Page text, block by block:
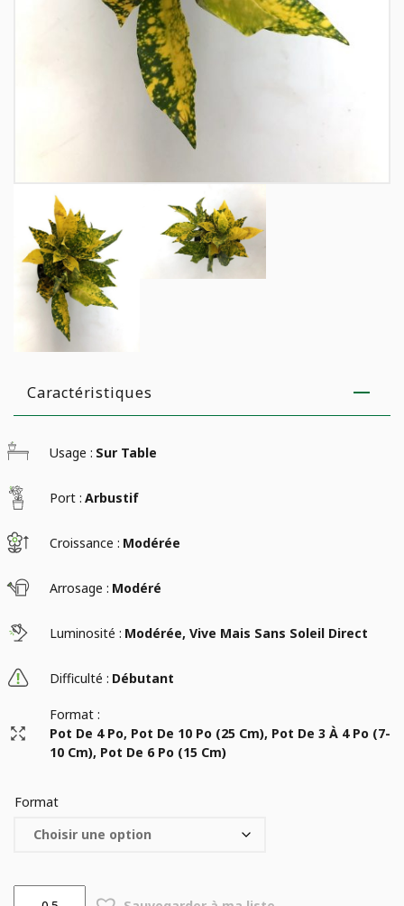
Caractéristiques
Usage : Sur Table
Port : Arbustif
Croissance : Modérée
Arrosage : Modéré
Luminosité : Modérée, Vive Mais Sans Soleil Direct
Difficulté : Débutant
Format :
Pot De 4 Po, Pot De 10 Po (25 Cm), Pot De 3 À 4 Po (7-
10 Cm), Pot De 6 Po (15 Cm)
Format